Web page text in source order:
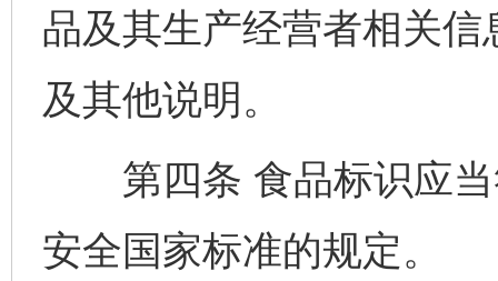
品及其生产经营者相关
及其他说明。
第四条 食品标识应当
安全国家标准的规定。